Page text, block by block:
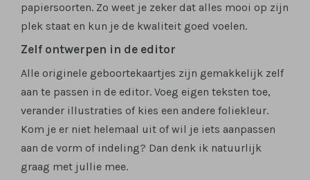
papiersoorten. Zo weet je zeker dat alles mooi op zijn
plek staat en kun je de kwaliteit goed voelen.
Zelf ontwerpen in de editor
Alle originele geboortekaartjes zijn gemakkelijk zelf
aan te passen in de editor. Voeg eigen teksten toe,
verander illustraties of kies een andere foliekleur.
Kom je er niet helemaal uit of wil je iets aanpassen
aan de vorm of indeling? Dan denk ik natuurlijk
graag met jullie mee.